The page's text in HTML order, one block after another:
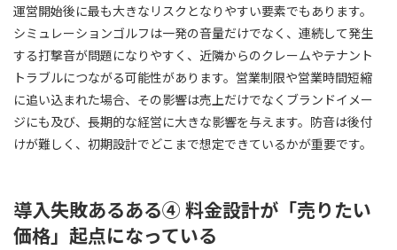
運営開始後に最も大きなリスクとなりやすい要素でもあります。
シミュレーションゴルフは一発の音量だけでなく、連続して発生
する打撃音が問題になりやすく、近隣からのクレームやテナント
トラブルにつながる可能性があります。営業制限や営業時間短縮
に追い込まれた場合、その影響は売上だけでなくブランドイメー
ジにも及び、長期的な経営に大きな影響を与えます。防音は後付
けが難しく、初期設計でどこまで想定できているかが重要です。
導入失敗あるある④ 料金設計が「売りたい
価格」起点になっている